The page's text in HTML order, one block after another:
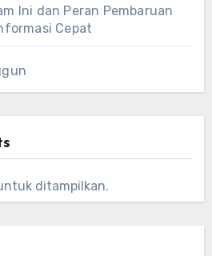
Ini dan Peran Pembaruan
Cepat
ditampilkan.